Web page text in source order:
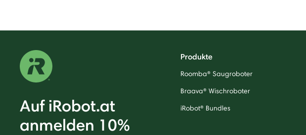
Auf iRobot.at
anmelden 10%
Produkte
Roomba® Saugroboter
Braava® Wischroboter
iRobot® Bundles